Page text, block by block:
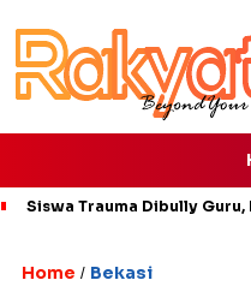
Siswa Trauma Dibully Guru,
Home / Bekasi